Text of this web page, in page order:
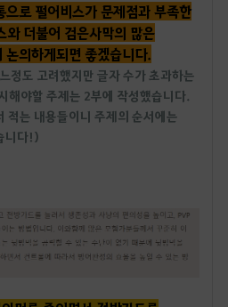
로 펄어비스가 문제점과 부족한
더불어 검은사막의 많은
의하게되면 좋겠습니다.
정도 고려했지만 글자 수가 초과하는
해야할 주제는 2부에 작성했습니다.
적는 내용들이니 주제의 순서에는
니다!)